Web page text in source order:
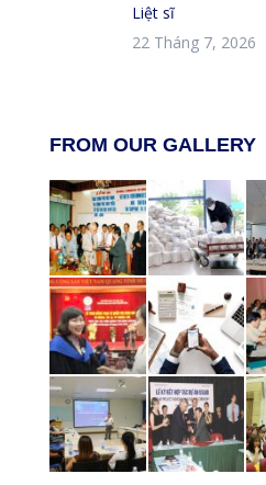
Liệt sĩ
22 Tháng 7, 2026
FROM OUR GALLERY